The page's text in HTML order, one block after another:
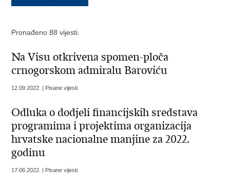
Pronađeno 88 vijesti.
Na Visu otkrivena spomen-ploča
crnogorskom admiralu Baroviću
12.09.2022. | Pisane vijesti
Odluka o dodjeli financijskih sredstava
programima i projektima organizacija
hrvatske nacionalne manjine za 2022.
godinu
17.06.2022. | Pisane vijesti